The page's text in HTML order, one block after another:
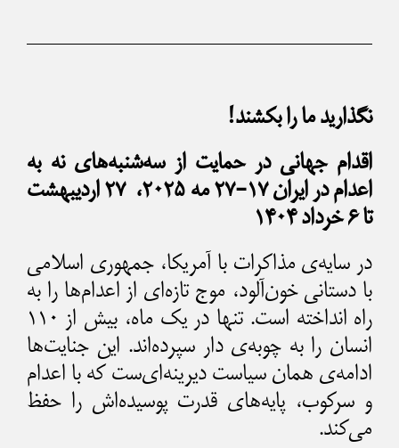
نگذارید ما را بکشند!
اقدام جهانی در حمایت از سه‌شنبه‌های نه به
اعدام در ایران ۱۷-۲۷ مه ۲۰۲۵، ۲۷ اردیبهشت
تا ۶ خرداد ۱۴۰۴
در سایه‌ی مذاکرات با آمریکا، جمهوری اسلامی
با دستانی خون‌آلود، موج تازه‌ای از اعدام‌ها را به
راه انداخته است. تنها در یک ماه، بیش از ۱۱۰
انسان را به چوبه‌ی دار سپرده‌اند. این جنایت‌ها
ادامه‌ی همان سیاست دیرینه‌ای‌ست که با اعدام
و سرکوب، پایه‌های قدرت پوسیده‌اش را حفظ
می‌کند.